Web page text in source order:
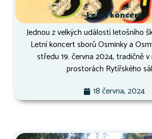
Letní koncert
Jednou z velkých událostí letošního
Letní koncert sborů Osminky a
středu 19. června 2024, tradičně
prostorách Rytířského
18 června, 2024